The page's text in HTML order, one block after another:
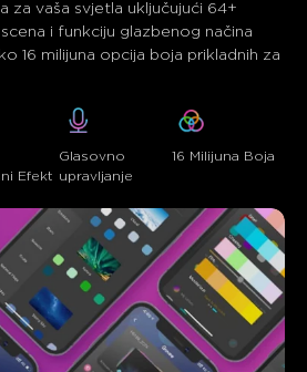
za vaša svjetla uključujući 64+
i funkciju glazbenog načina
16 milijuna opcija boja prikladnih za
Efekt
Glasovno
upravljanje
16 Milijuna Boja